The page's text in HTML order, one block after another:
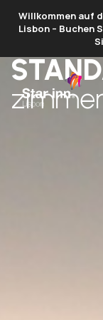
Willkommen auf
Lisbon – Buchen